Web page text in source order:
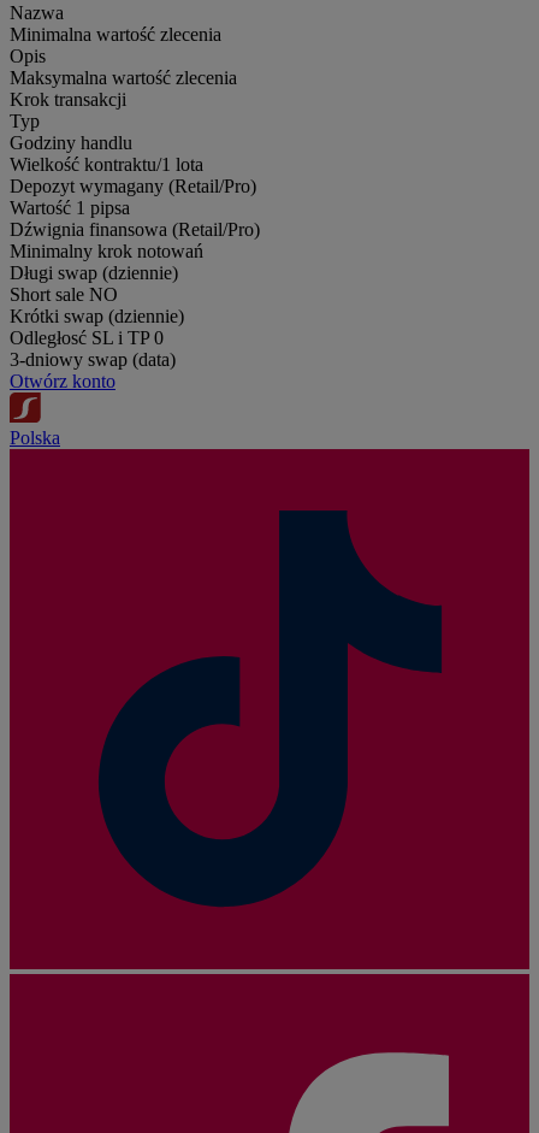
Nazwa
Minimalna wartość zlecenia
Opis
Maksymalna wartość zlecenia
Krok transakcji
Typ
Godziny handlu
Wielkość kontraktu/1 lota
Depozyt wymagany (Retail/Pro)
Wartość 1 pipsa
Dźwignia finansowa (Retail/Pro)
Minimalny krok notowań
Długi swap (dziennie)
Short sale NO
Krótki swap (dziennie)
Odległosć SL i TP 0
3-dniowy swap (data)
Otwórz konto
Polska